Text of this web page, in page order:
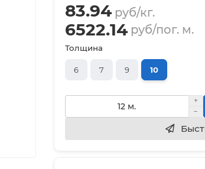
83.94 руб/кг.
6522.14 руб/пог. м.
Толщина
6 7 9 10